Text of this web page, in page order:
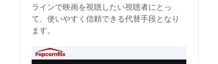
ラインで映画を視聴したい視聴者にとっ
て、使いやすく信頼できる代替手段となり
ます。